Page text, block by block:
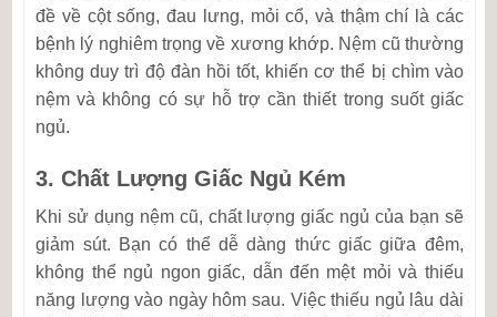
đề về cột sống, đau lưng, mỏi cổ, và thậm chí là các
bệnh lý nghiêm trọng về xương khớp. Nệm cũ thường
không duy trì độ đàn hồi tốt, khiến cơ thể bị chìm vào
nệm và không có sự hỗ trợ cần thiết trong suốt giấc
ngủ.
3.Chất Lượng Giấc Ngủ Kém
Khi sử dụng nệm cũ, chất lượng giấc ngủ của bạn sẽ
giảm sút. Bạn có thể dễ dàng thức giấc giữa đêm,
không thể ngủ ngon giấc, dẫn đến mệt mỏi và thiếu
năng lượng vào ngày hôm sau. Việc thiếu ngủ lâu dài